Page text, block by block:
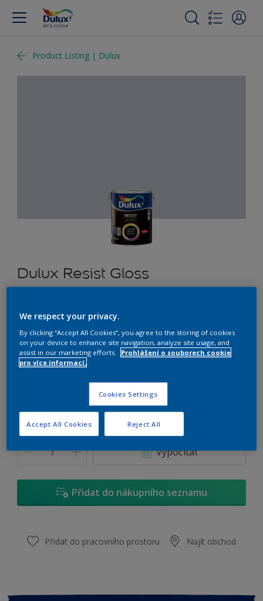
Product Listing | Dulux
Dulux Resist Gloss
U9.05.75
Změnit odstín
2,5 L
Množství Kalkulačka pro výpočet barvy
Vypočítat
Přidat do nákupního seznamu
Přidat do pracovního prostoru Najít obchod
We respect your privacy.
By clicking “Accept All Cookies”, you agree to the storing of cookies
on your device to enhance site navigation, analyze site usage, and
assist in our marketing efforts.
Prohlášení o souborech cookie
pro více informací.
Cookies Settings
Reject All
Accept All Cookies